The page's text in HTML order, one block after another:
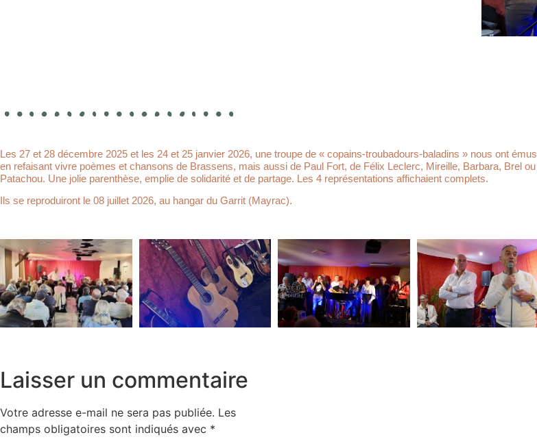
Les 27 et 28 décembre 2025 et les 24 et 25 janvier 2026, une troupe de « copains-troubadours-baladins » nous ont émus
en refaisant vivre poèmes et chansons de Brassens, mais aussi de Paul Fort, de Félix Leclerc, Mireille, Barbara, Brel ou
Patachou. Une jolie parenthèse, emplie de solidarité et de partage. Les 4 représentations affichaient complets.
Ils se reproduiront le 08 juillet 2026, au hangar du Garrit (Mayrac).
Laisser un commentaire
Votre adresse e-mail ne sera pas publiée. Les
champs obligatoires sont indiqués avec *